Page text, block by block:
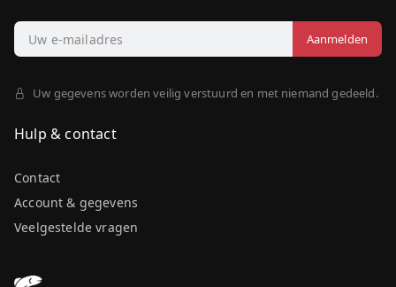
Uw gegevens worden veilig verstuurd en met niemand gedeeld.
Hulp & contact
Account & gegevens
Veelgestelde vragen
Contact